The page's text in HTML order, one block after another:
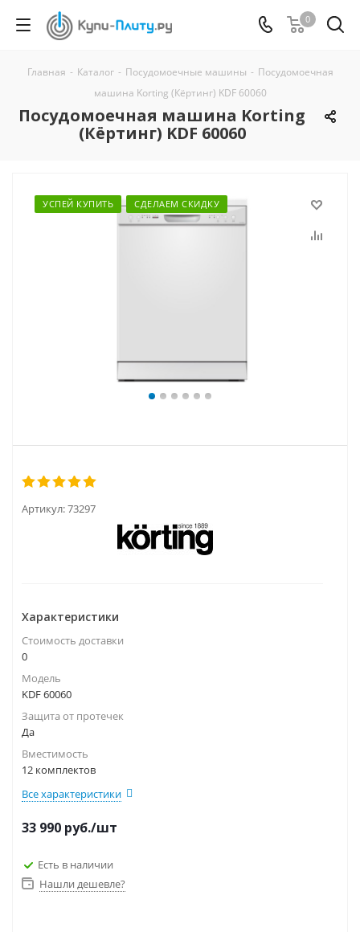
0
Главная - Каталог - Посудомоечные машины - Посудомоечная
машина Korting (Кёртинг) KDF 60060
Посудомоечная машина Korting
(Кёртинг) KDF 60060
УСПЕЙ КУПИТЬ СДЕЛАЕМ СКИДКУ
Артикул:73297
Характеристики
Стоимость доставки
0
Модель
KDF 60060
Защита от протечек
Да
Вместимость
12 комплектов
Все характеристики
33 990 руб./шт
Есть в наличии
Нашли дешевле?